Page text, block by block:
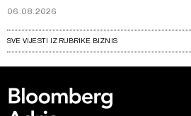
06.08.2026
SVE VIJESTI IZ RUBRIKE BIZNIS